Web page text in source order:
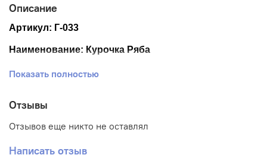
Описание
Артикул: Г-033
Наименование: Курочка Ряба
Размер ткани: 20*25 см
Показать полностью
Отзывы
Отзывов еще никто не оставлял
Написать отзыв